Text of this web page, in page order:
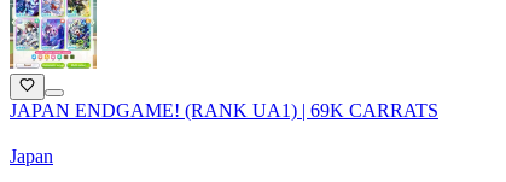
JAPAN ENDGAME! (RANK UA1) | 69K CARRATS
Japan